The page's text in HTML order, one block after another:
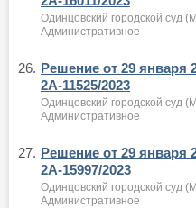
Одинцовский городской суд
Административное
26. Решение от 29 января
2А-11525/2023
Одинцовский городской суд
Административное
27. Решение от 29 января
2А-15997/2023
Одинцовский городской суд
Административное